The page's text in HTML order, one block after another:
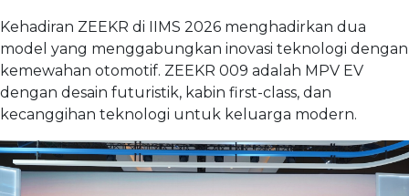
Kehadiran ZEEKR di IIMS 2026 menghadirkan dua
model yang menggabungkan inovasi teknologi dengan
kemewahan otomotif. ZEEKR 009 adalah MPV EV
dengan desain futuristik, kabin first-class, dan
kecanggihan teknologi untuk keluarga modern.